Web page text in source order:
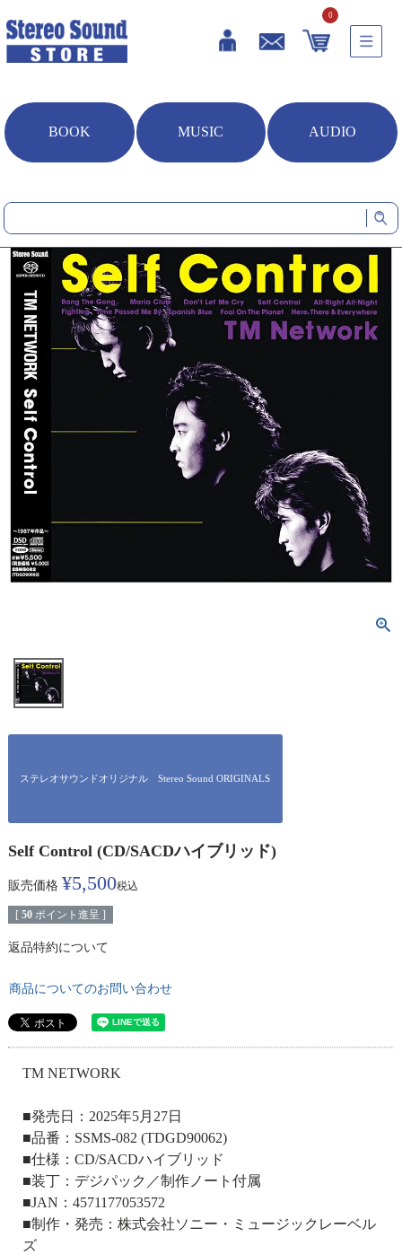
0
BOOK MUSIC AUDIO
ステレオサウンドオリジナル Stereo Sound ORIGINALS
Self Control (CD/SACDハイブリッド)
販売価格 ¥5,500税込
[ 50 ポイント進呈 ]
返品特約について
商品についてのお問い合わせ
TM NETWORK
■発売日：2025年5月27日
■品番：SSMS-082 (TDGD90062)
■仕様：CD/SACDハイブリッド
■装丁：デジパック／制作ノート付属
■JAN：4571177053572
■制作・発売：株式会社ソニー・ミュージックレーベル
ズ